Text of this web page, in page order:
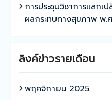
การประชุมวิชาการแลกเ
ผลกระทบทางสุขภาพ พ.
ลิงค์ข่าวรายเดือน
พฤศจิกายน 2025